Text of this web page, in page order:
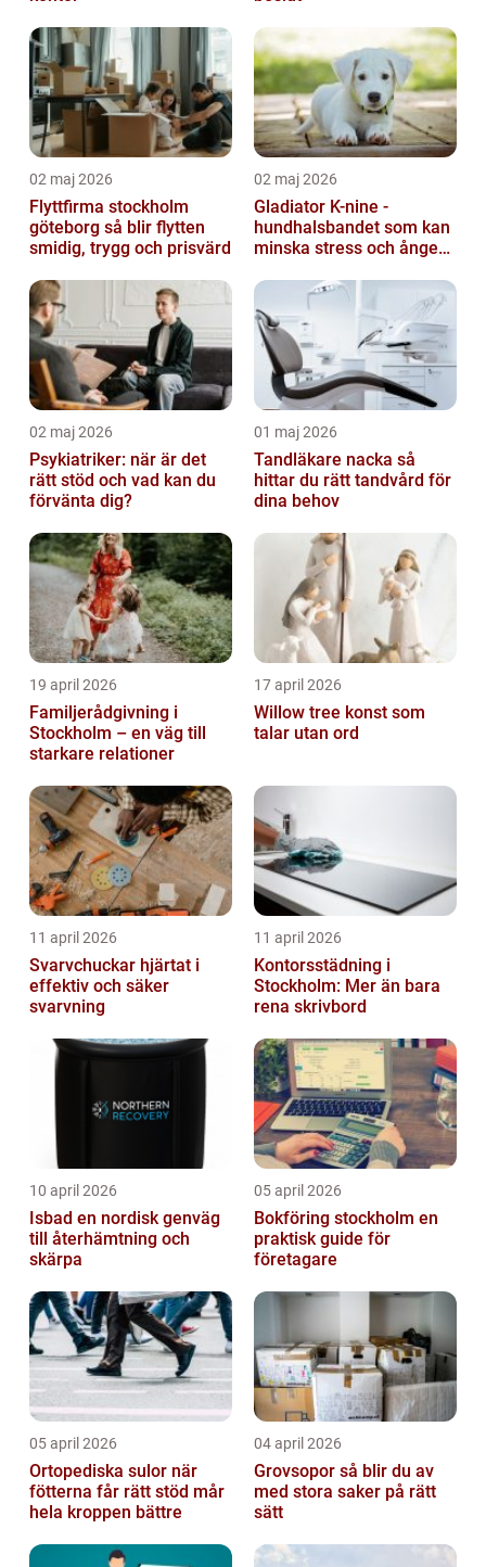
02 maj 2026
Flyttfirma stockholm
göteborg så blir flytten
smidig, trygg och prisvärd
02 maj 2026
Gladiator K-nine -
hundhalsbandet som kan
minska stress och ångest
02 maj 2026
Psykiatriker: när är det
rätt stöd och vad kan du
förvänta dig?
01 maj 2026
Tandläkare nacka så
hittar du rätt tandvård för
dina behov
19 april 2026
Familjerådgivning i
Stockholm – en väg till
starkare relationer
17 april 2026
Willow tree konst som
talar utan ord
11 april 2026
Svarvchuckar hjärtat i
effektiv och säker
svarvning
11 april 2026
Kontorsstädning i
Stockholm: Mer än bara
rena skrivbord
10 april 2026
Isbad en nordisk genväg
till återhämtning och
skärpa
05 april 2026
Bokföring stockholm en
praktisk guide för
företagare
05 april 2026
Ortopediska sulor när
fötterna får rätt stöd mår
hela kroppen bättre
04 april 2026
Grovsopor så blir du av
med stora saker på rätt
sätt